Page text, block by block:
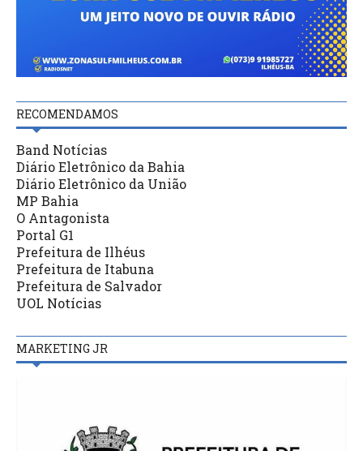
RECOMENDAMOS
Band Notícias
Diário Eletrônico da Bahia
Diário Eletrônico da União
MP Bahia
O Antagonista
Portal G1
Prefeitura de Ilhéus
Prefeitura de Itabuna
Prefeitura de Salvador
UOL Notícias
MARKETING JR